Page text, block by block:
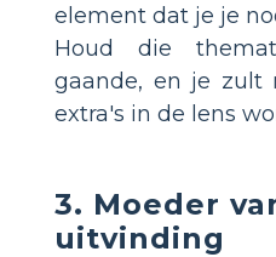
element dat je je
Houd die
gaande, en je zult
extra's in de lens
3. Moeder
uitvinding